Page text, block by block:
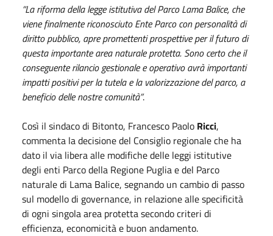
“La riforma della legge istitutiva del Parco Lama Balice, che
viene finalmente riconosciuto Ente Parco con personalità di
diritto pubblico, apre promettenti prospettive per il futuro di
questa importante area naturale protetta. Sono certo che il
conseguente rilancio gestionale e operativo avrà importanti
impatti positivi per la tutela e la valorizzazione del parco, a
beneficio delle nostre comunità”.
Così il sindaco di Bitonto, Francesco Paolo Ricci,
commenta la decisione del Consiglio regionale che ha
dato il via libera alle modifiche delle leggi istitutive
degli enti Parco della Regione Puglia e del Parco
naturale di Lama Balice, segnando un cambio di passo
sul modello di governance, in relazione alle specificità
di ogni singola area protetta secondo criteri di
efficienza, economicità e buon andamento.